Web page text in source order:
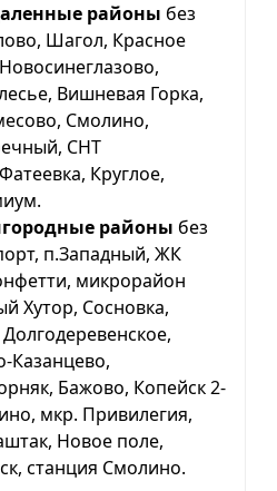
районы без
Шагол, Красное
Вишневая Горка,
Смолино,
СНТ
Круглое,
районы без
п.Западный, ЖК
микрорайон
Хутор, Сосновка,
Казанцево,
Бажово, Копейск 2-
мкр. Привилегия,
Новое поле,
станция Смолино.